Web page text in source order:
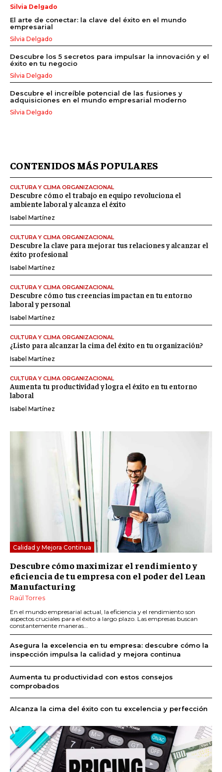
Silvia Delgado
El arte de conectar: la clave del éxito en el mundo
empresarial
Silvia Delgado
Descubre los 5 secretos para impulsar la innovación y el
éxito en tu negocio
Silvia Delgado
Descubre el increíble potencial de las fusiones y
adquisiciones en el mundo empresarial moderno
Silvia Delgado
CONTENIDOS MÁS POPULARES
CULTURA Y CLIMA ORGANIZACIONAL
Descubre cómo el trabajo en equipo revoluciona el
ambiente laboral y alcanza el éxito
Isabel Martínez
CULTURA Y CLIMA ORGANIZACIONAL
Descubre la clave para mejorar tus relaciones y alcanzar el
éxito profesional
Isabel Martínez
CULTURA Y CLIMA ORGANIZACIONAL
Descubre cómo tus creencias impactan en tu entorno
laboral y personal
Isabel Martínez
CULTURA Y CLIMA ORGANIZACIONAL
¿Listo para alcanzar la cima del éxito en tu organización?
Isabel Martínez
CULTURA Y CLIMA ORGANIZACIONAL
Aumenta tu productividad y logra el éxito en tu entorno
laboral
Isabel Martínez
Calidad y Mejora Continua
Descubre cómo maximizar el rendimiento y
eficiencia de tu empresa con el poder del Lean
Manufacturing
Raúl Torres
En el mundo empresarial actual, la eficiencia y el rendimiento son
aspectos cruciales para el éxito a largo plazo. Las empresas buscan
constantemente maneras...
Asegura la excelencia en tu empresa: descubre cómo la
inspección impulsa la calidad y mejora continua
Aumenta tu productividad con estos consejos
comprobados
Alcanza la cima del éxito con tu excelencia y perfección